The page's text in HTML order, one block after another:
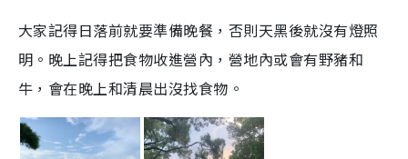
大家記得日落前就要準備晚餐，否則天黑後就沒有燈照
明。晚上記得把食物收進營內，營地內或會有野豬和
牛，會在晚上和清晨出沒找食物。